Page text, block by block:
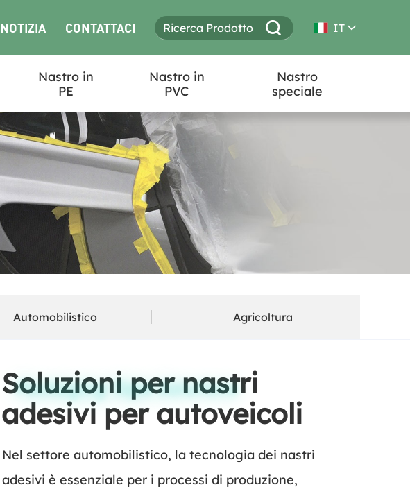
NOTIZIA CONTATTACI IT
Nastro in
PE
Nastro in
PVC
Nastro
speciale
Automobilistico Agricoltura
Soluzioni per nastri
adesivi per autoveicoli
Packaging Tape Solutions
Nel settore automobilistico, la tecnologia dei nastri
adesivi è essenziale per i processi di produzione,